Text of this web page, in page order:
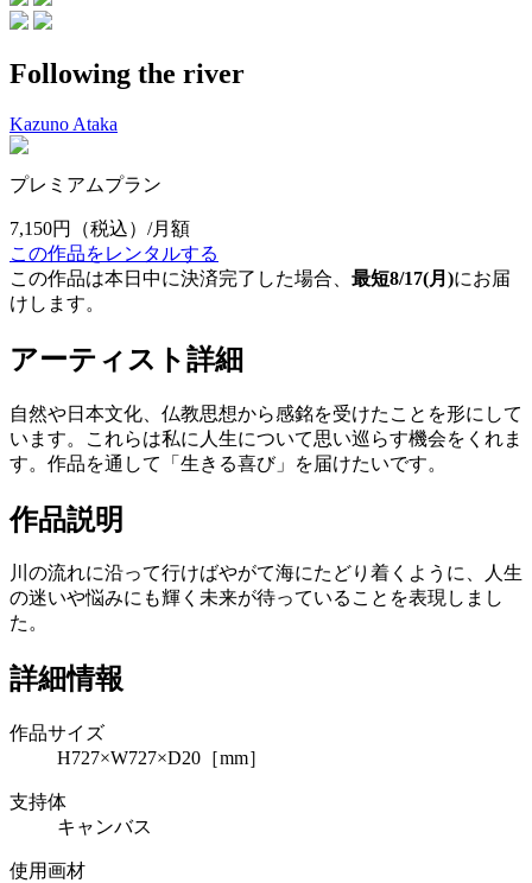
Following the river
Kazuno Ataka
プレミアムプラン
7,150円
（税込）/月額
この作品をレンタルする
この作品は本日中に決済完了した場合、 最短8/17(月)にお届
けします。
アーティスト詳細
自然や日本文化、仏教思想から感銘を受けたことを形にして
います。これらは私に人生について思い巡らす機会をくれま
す。作品を通して「生きる喜び」を届けたいです。
作品説明
川の流れに沿って行けばやがて海にたどり着くように、人生
の迷いや悩みにも輝く未来が待っていることを表現しまし
た。
詳細情報
作品サイズ
H727×W727×D20［mm］
支持体
キャンバス
使用画材